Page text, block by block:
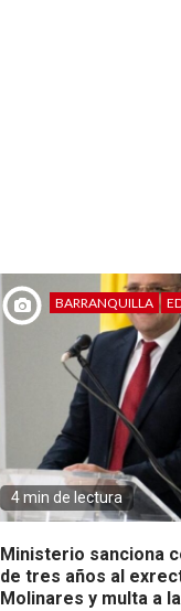
BARRANQUILLA
4 min de lectura
Ministerio sanciona
de tres años al
Molinares y multa a